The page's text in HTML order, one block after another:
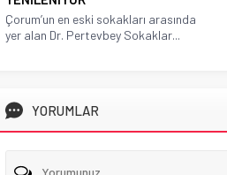
Çorum’un en eski sokakları arasında
yer alan Dr. Pertevbey Sokaklar...
YORUMLAR